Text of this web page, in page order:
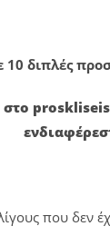
10 διπλές
στο
που δεν